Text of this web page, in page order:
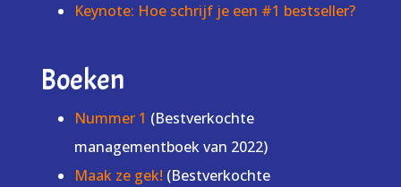
Keynote: Hoe schrijf je een #1 bestseller?
Boeken
Nummer 1 (Bestverkochte
managementboek van 2022)
Maak ze gek! (Bestverkochte